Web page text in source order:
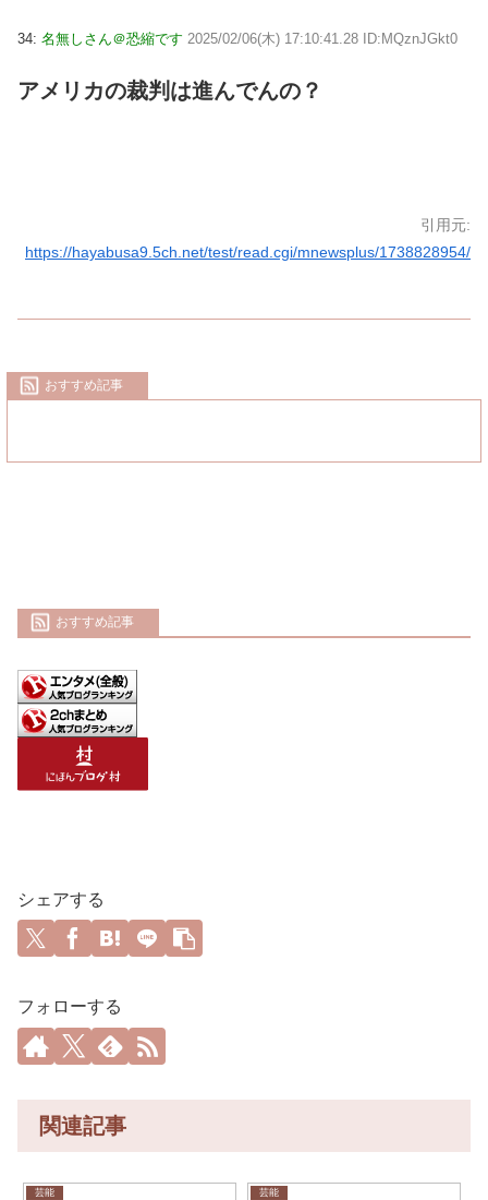
34: 名無しさん＠恐縮です 2025/02/06(木) 17:10:41.28 ID:MQznJGkt0
アメリカの裁判は進んでんの？
引用元:
https://hayabusa9.5ch.net/test/read.cgi/mnewsplus/1738828954/
おすすめ記事
おすすめ記事
シェアする
フォローする
関連記事
芸能 芸能